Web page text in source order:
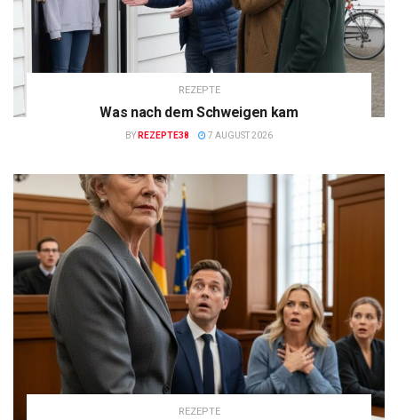
REZEPTE
Was nach dem Schweigen kam
BY REZEPTE38 7 AUGUST 2026
REZEPTE